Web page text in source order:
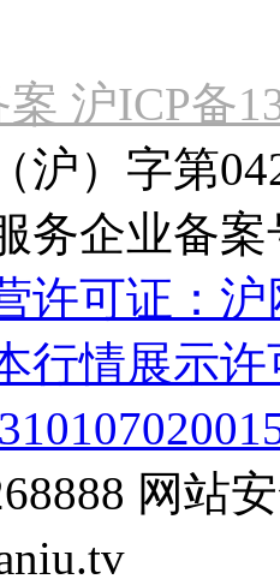
沪ICP备
沪）字第
务企业备案
许可证：
行情展示许
网站